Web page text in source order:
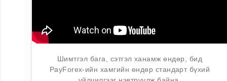
Шимтгэл бага, сэтгэл ханамж өндөр, бид
PayForex-ийн хамгийн өндөр стандарт бүхий